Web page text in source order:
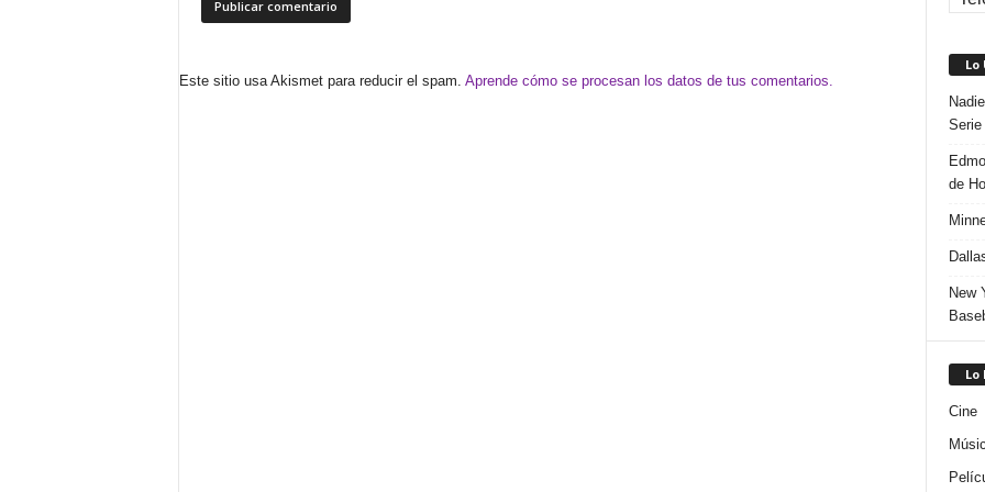
Este sitio usa Akismet para reducir el spam. Aprende cómo se procesan los datos de tus comentarios.
Lo
Serie
de
New
Lo
Cine